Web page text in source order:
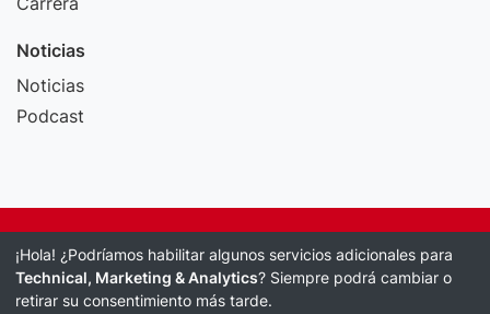
Noticias
Noticias
Podcast
Pie de imprenta
Política de protección de datos
Términos y condiciones generales comerciales y de
¡Hola! ¿Podríamos habilitar algunos servicios adicionales para
Technical, Marketing & Analytics? Siempre podrá cambiar o
retirar su consentimiento más tarde.